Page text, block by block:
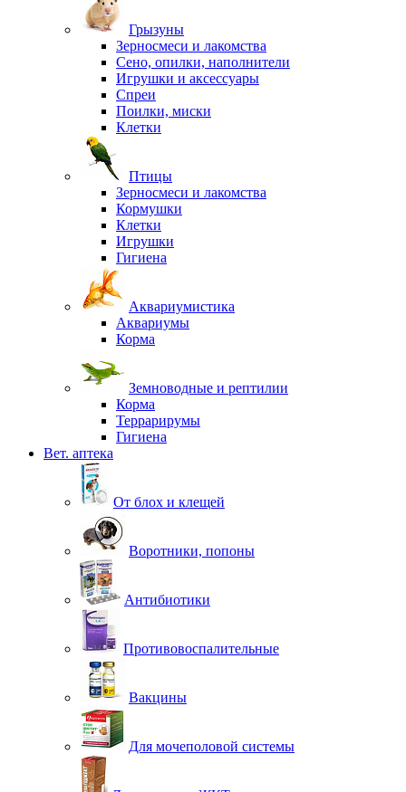
Грызуны
Зерносмеси и лакомства
Сено, опилки, наполнители
Игрушки и аксессуары
Спреи
Поилки, миски
Клетки
Птицы
Зерносмеси и лакомства
Кормушки
Клетки
Игрушки
Гигиена
Аквариумистика
Аквариумы
Корма
Земноводные и рептилии
Корма
Террарирумы
Гигиена
Вет. аптека
От блох и клещей
Воротники, попоны
Антибиотики
Противовоспалительные
Вакцины
Для мочеполовой системы